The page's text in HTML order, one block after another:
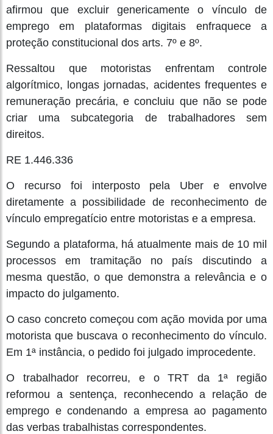
afirmou que excluir genericamente o vínculo de
emprego em plataformas digitais enfraquece a
proteção constitucional dos arts. 7º e 8º.
Ressaltou que motoristas enfrentam controle
algorítmico, longas jornadas, acidentes frequentes e
remuneração precária, e concluiu que não se pode
criar uma subcategoria de trabalhadores sem
direitos.
RE 1.446.336
O recurso foi interposto pela Uber e envolve
diretamente a possibilidade de reconhecimento de
vínculo empregatício entre motoristas e a empresa.
Segundo a plataforma, há atualmente mais de 10 mil
processos em tramitação no país discutindo a
mesma questão, o que demonstra a relevância e o
impacto do julgamento.
O caso concreto começou com ação movida por uma
motorista que buscava o reconhecimento do vínculo.
Em 1ª instância, o pedido foi julgado improcedente.
O trabalhador recorreu, e o TRT da 1ª região
reformou a sentença, reconhecendo a relação de
emprego e condenando a empresa ao pagamento
das verbas trabalhistas correspondentes.